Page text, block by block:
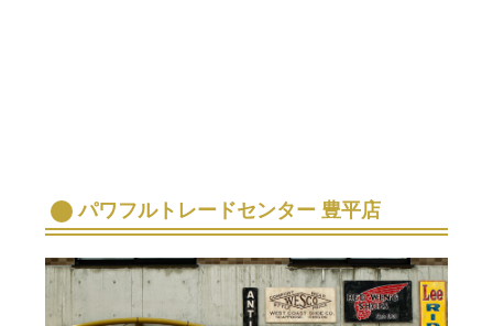
パワフルトレードセンター 豊平店